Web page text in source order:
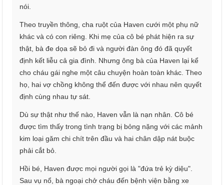
nói.
Theo truyền thông, cha ruột của Haven cưới một phụ nữ
khác và có con riêng. Khi mẹ của cô bé phát hiện ra sự
thật, bà đe dọa sẽ bỏ đi và người đàn ông đó đã quyết
định kết liễu cả gia đình. Nhưng ông bà của Haven lại kể
cho cháu gái nghe một câu chuyện hoàn toàn khác. Theo
họ, hai vợ chồng không thể đến được với nhau nên quyết
định cùng nhau tự sát.
Dù sự thật như thế nào, Haven vẫn là nạn nhân. Cô bé
được tìm thấy trong tình trạng bị bỏng nặng với các mảnh
kim loại găm chi chít trên đầu và hai chân dập nát buộc
phải cắt bỏ.
Hồi bé, Haven được mọi người gọi là "đứa trẻ kỳ diệu".
Sau vụ nổ, bà ngoại chở cháu đến bệnh viện bằng xe